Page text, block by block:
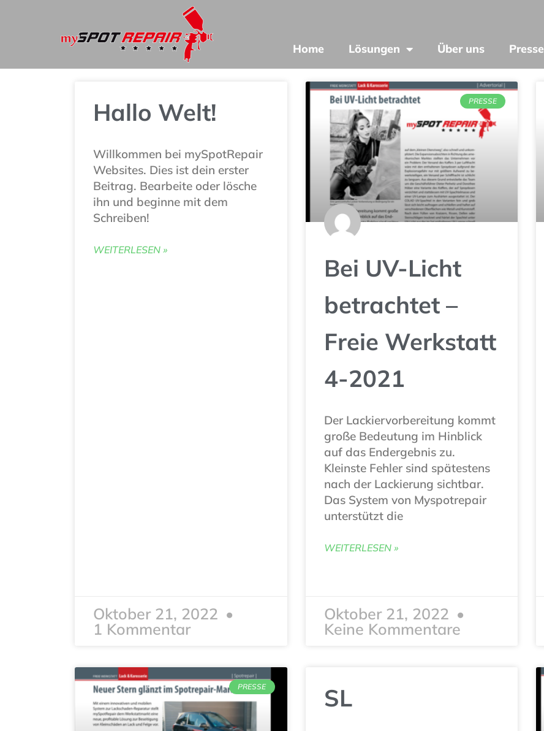
Home Lösungen Über uns Presse
Hallo Welt!
Willkommen bei mySpotRepair
Websites. Dies ist dein erster
Beitrag. Bearbeite oder lösche
ihn und beginne mit dem
Schreiben!
WEITERLESEN »
Oktober 21, 2022
1 Kommentar
PRESSE
Bei UV-Licht
betrachtet –
Freie Werkstatt
4-2021
Der Lackiervorbereitung kommt
große Bedeutung im Hinblick
auf das Endergebnis zu.
Kleinste Fehler sind spätestens
nach der Lackierung sichtbar.
Das System von Myspotrepair
unterstützt die
WEITERLESEN »
Oktober 21, 2022
Keine Kommentare
PRESSE SL